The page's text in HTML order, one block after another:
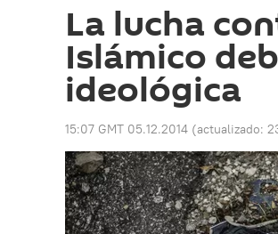
La lucha
Islámico
ideológica
15:07 GMT 05.12.2014 (actualizado: